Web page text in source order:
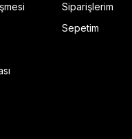
Siparişlerim
Sepetim